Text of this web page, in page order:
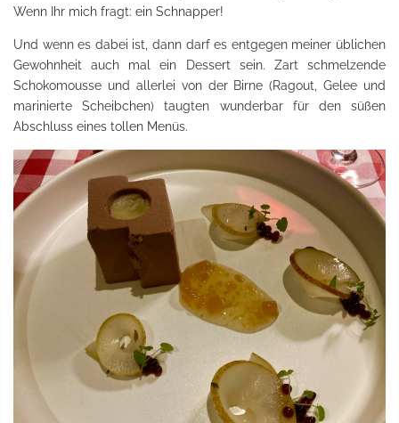
Wenn Ihr mich fragt: ein Schnapper!
Und wenn es dabei ist, dann darf es entgegen meiner üblichen
Gewohnheit auch mal ein Dessert sein. Zart schmelzende
Schokomousse und allerlei von der Birne (Ragout, Gelee und
marinierte Scheibchen) taugten wunderbar für den süßen
Abschluss eines tollen Menüs.